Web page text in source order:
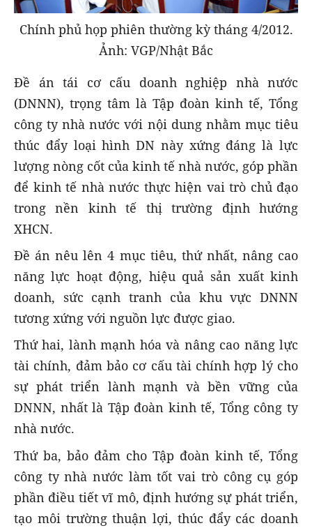
Chính phủ họp phiên thường kỳ tháng 4/2012.
Ảnh: VGP/Nhật Bắc
Đề án tái cơ cấu doanh nghiệp nhà nước
(DNNN), trọng tâm là Tập đoàn kinh tế, Tổng
công ty nhà nước với nội dung nhằm mục tiêu
thúc đẩy loại hình DN này xứng đáng là lực
lượng nòng cốt của kinh tế nhà nước, góp phần
để kinh tế nhà nước thực hiện vai trò chủ đạo
trong nền kinh tế thị trường định hướng
XHCN.
Đề án nêu lên 4 mục tiêu, thứ nhất, nâng cao
năng lực hoạt động, hiệu quả sản xuất kinh
doanh, sức cạnh tranh của khu vực DNNN
tương xứng với nguồn lực được giao.
Thứ hai, lành mạnh hóa và nâng cao năng lực
tài chính, đảm bảo cơ cấu tài chính hợp lý cho
sự phát triển lành mạnh và bền vững của
DNNN, nhất là Tập đoàn kinh tế, Tổng công ty
nhà nước.
Thứ ba, bảo đảm cho Tập đoàn kinh tế, Tổng
công ty nhà nước làm tốt vai trò công cụ góp
phần điều tiết vĩ mô, định hướng sự phát triển,
tạo môi trường thuận lợi, thúc đẩy các doanh